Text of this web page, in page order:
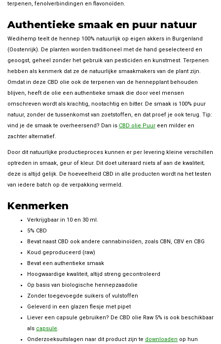
terpenen, fenolverbindingen en flavonoïden.
Authentieke smaak en puur natuur
Wedihemp teelt de hennep 100% natuurlijk op eigen akkers in Burgenland
(Oostenrijk). De planten worden traditioneel met de hand geselecteerd en
geoogst, geheel zonder het gebruik van pesticiden en kunstmest. Terpenen
hebben als kenmerk dat ze de natuurlijke smaakmakers van de plant zijn.
Omdat in deze CBD olie ook de terpenen van de hennepplant behouden
blijven, heeft de olie een authentieke smaak die door veel mensen
omschreven wordt als krachtig, nootachtig en bitter. De smaak is 100% puur
natuur, zonder de tussenkomst van zoetstoffen, en dat proef je ook terug. Tip:
vind je de smaak te overheersend? Dan is CBD olie Puur een milder en
zachter alternatief.
Door dit natuurlijke productieproces kunnen er per levering kleine verschillen
optreden in smaak, geur of kleur. Dit doet uiteraard niets af aan de kwaliteit;
deze is altijd gelijk. De hoeveelheid CBD in alle producten wordt na het testen
van iedere batch op de verpakking vermeld.
Kenmerken
Verkrijgbaar in 10 en 30 ml.
5% CBD
Bevat naast CBD ook andere cannabinoïden, zoals CBN, CBV en CBG
Koud geproduceerd (raw)
Bevat een authentieke smaak
Hoogwaardige kwaliteit, altijd streng gecontroleerd
Op basis van biologische hennepzaadolie
Zonder toegevoegde suikers of vulstoffen
Geleverd in een glazen flesje met pipet
Liever een capsule gebruiken? De CBD olie Raw 5% is ook beschikbaar
als capsule.
Onderzoeksuitslagen naar dit product zijn te downloaden op hun